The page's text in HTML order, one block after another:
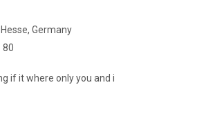
Germany
80
if it where only you and i